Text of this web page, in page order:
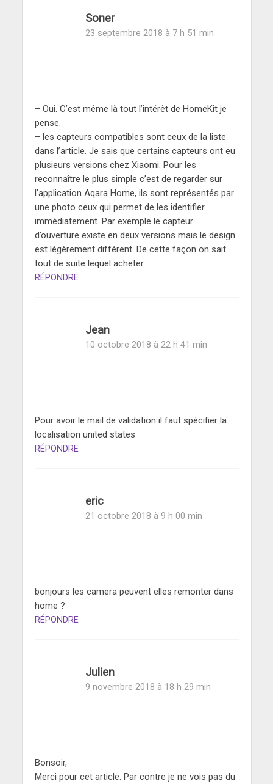
Soner
23 septembre 2018 à 7 h 51 min
– Oui. C’est même là tout l’intérêt de HomeKit je
pense.
– les capteurs compatibles sont ceux de la liste
dans l’article. Je sais que certains capteurs ont eu
plusieurs versions chez Xiaomi. Pour les
reconnaître le plus simple c’est de regarder sur
l’application Aqara Home, ils sont représentés par
une photo ceux qui permet de les identifier
immédiatement. Par exemple le capteur
d’ouverture existe en deux versions mais le design
est légèrement différent. De cette façon on sait
tout de suite lequel acheter.
RÉPONDRE
Jean
10 octobre 2018 à 22 h 41 min
Pour avoir le mail de validation il faut spécifier la
localisation united states
RÉPONDRE
eric
21 octobre 2018 à 9 h 00 min
bonjours les camera peuvent elles remonter dans
home ?
RÉPONDRE
Julien
9 novembre 2018 à 18 h 29 min
Bonsoir,
Merci pour cet article. Par contre je ne vois pas du